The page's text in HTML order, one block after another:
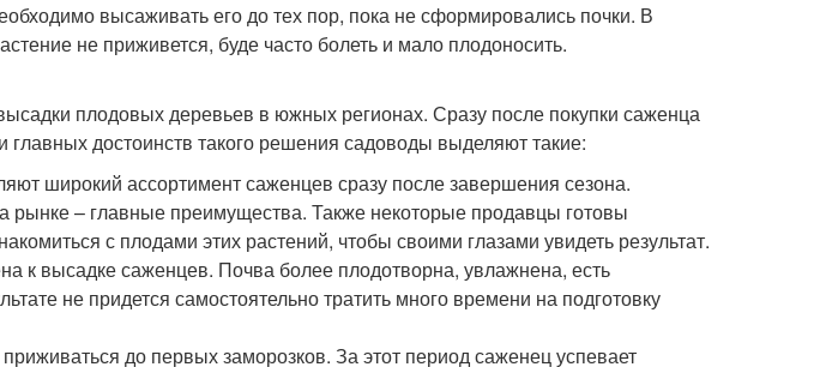
высаживать его до тех пор, пока не сформировались почки. В
не приживется, буде часто болеть и мало плодоносить.
плодовых деревьев в южных регионах. Сразу после покупки саженца
достоинств такого решения садоводы выделяют такие:
широкий ассортимент саженцев сразу после завершения сезона.
– главные преимущества. Также некоторые продавцы готовы
с плодами этих растений, чтобы своими глазами увидеть результат.
к высадке саженцев. Почва более плодотворна, увлажнена, есть
не придется самостоятельно тратить много времени на подготовку
до первых заморозков. За этот период саженец успевает